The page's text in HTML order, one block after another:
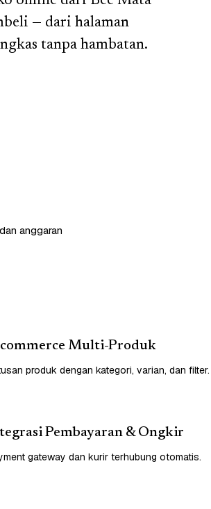
— dari halaman
tanpa hambatan.
anggaran
Multi-Produk
produk dengan kategori, varian, dan filter.
Pembayaran & Ongkir
gateway dan kurir terhubung otomatis.